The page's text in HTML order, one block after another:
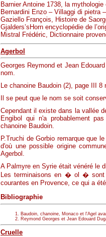
Barnier Antoine 1738, la
Bernardini Enzo – Villaggi di pietra
Gaziello François, Histoire de
Gjalders’sHorn encyclopédie de
Mistral Frédéric, Dictionnaire
Agerbol
Georges Reymond et Jean
nom.
Le chanoine Baudoin (2), page III
Il se peut que le nom se soit
Cependant il existe dans la vallée
Engibol qui n'a probablement
chanoine Baudoin.
P.Truchi de Gorbio remarque que
d'où une possible origine
Agerbol.
A Palmyre en Syrie était vénéré le
Les terminaisons en � ol � sont
courantes en Provence, ce qui a
Bibliographie
Baudoin, chanoine, Monaco et l'Agel
Reymond Georges et Jean Edouard
Cruelle